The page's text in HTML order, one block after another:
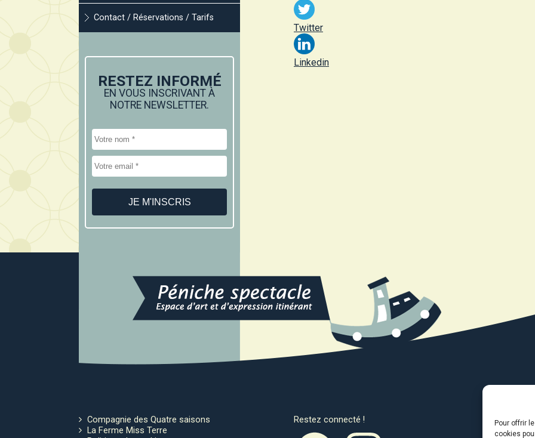
Pour offrir
cookies
Contact / Réservations / Tarifs
RESTEZ INFORMÉ
EN VOUS INSCRIVANT À
NOTRE NEWSLETTER.
Twitter
Linkedin
Compagnie des Quatre saisons
La Ferme Miss Terre
Restez connecté ! Avec